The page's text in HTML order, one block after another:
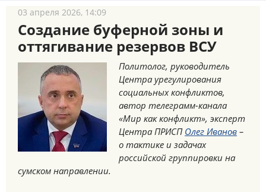
03 апреля 2026, 14:09
Создание буферной зоны и
оттягивание резервов ВСУ
Политолог, руководитель
Центра урегулирования
социальных конфликтов,
автор телеграмм-канала
«Мир как конфликт», эксперт
Центра ПРИСП Олег Иванов –
о тактике и задачах
российской группировки на
сумском направлении.